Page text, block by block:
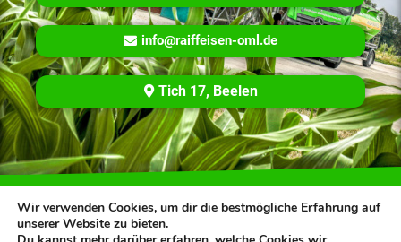
info@raiffeisen-oml.de
Tich 17, Beelen
Copyright © 2022 Raiffeisen Ostmünsterland eG
Wir verwenden Cookies, um dir die bestmögliche Erfahrung auf
unserer Website zu bieten.